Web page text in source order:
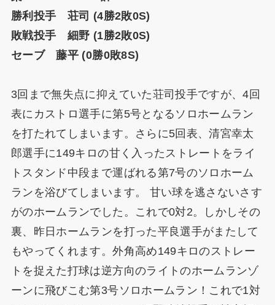
勝利投手 荘司 (4勝2敗0S)
敗戦投手 細野 (1勝2敗0S)
セーブ 藤平 (0勝0敗8S)
3回まで無失点に抑えていた荘司投手ですが、4回
表にカストロ選手に第5号となるソロホームラン
を打たれてしまいます。さらに5回表、清宮幸太
郎選手に149キロの甘く入ったストレートをライ
トスタンド中段まで運ばれる第7号のソロホーム
ランを浴びてしまいます。 甘い球を逃さないさす
がのホームランでした。これで0対2。しかしその
裏、昨日ホームランを打った平良選手がまたして
もやってくれます。外角高め149キロのストレー
トを捉えた打球は逆方向のライトのホームランゾ
ーンに飛びこむ第3号ソロホームラン！これで1対